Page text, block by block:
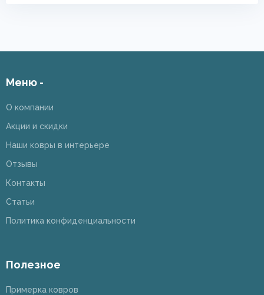
Меню -
О компании
Акции и скидки
Наши ковры в интерьере
Отзывы
Контакты
Статьи
Политика конфиденциальности
Полезное
Примерка ковров